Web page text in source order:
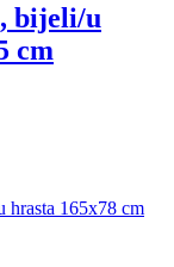
bijeli/u
cm